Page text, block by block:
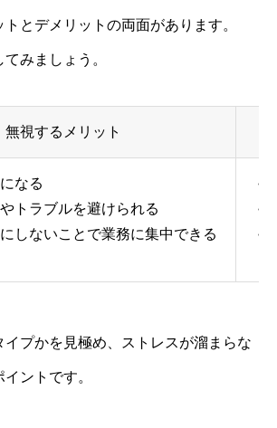
とデメリットの両面があります。
みましょう。
無視するメリット
なる
トラブルを避けられる
しないことで業務に集中できる
イプかを見極め、ストレスが溜まらな
ントです。